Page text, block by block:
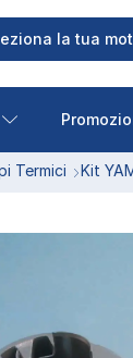
la tua
Termici Kit